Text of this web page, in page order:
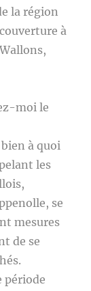
la région
à
moi le
à quoi
les
se
mesures
de se
période